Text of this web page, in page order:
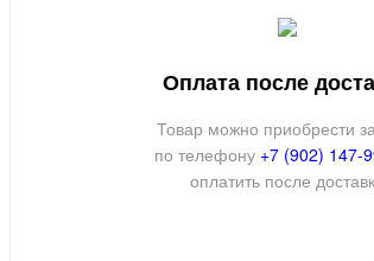
Оплата после
Товар можно приобрести
по телефону +7 (902) 147-
оплатить после